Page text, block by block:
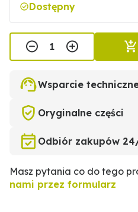
Dostępny
Wsparcie
Oryginalne części
Odbiór zakupów
Masz pytania co do tego
nami przez formularz